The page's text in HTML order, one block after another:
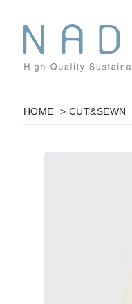
HOME > CUT&SEWN